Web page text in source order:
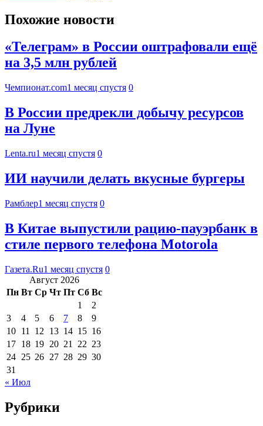
Похожие новости
«Телеграм» в России оштрафовали ещё
на 3,5 млн рублей
Чемпионат.com1 месяц спустя 0
В России предрекли добычу ресурсов
на Луне
Lenta.ru1 месяц спустя 0
ИИ научили делать вкусные бургеры
Рамблер1 месяц спустя 0
В Китае выпустили рацию-пауэрбанк в
стиле первого телефона Motorola
Газета.Ru1 месяц спустя 0
Август 2026
Пн Вт Ср Чт Пт Сб Вс
1
2
3
4 5 6 7 8
9
10 11 12 13 14 15 16
17 18 19 20 21 22 23
24 25 26 27 28 29 30
31
« Июл
Рубрики